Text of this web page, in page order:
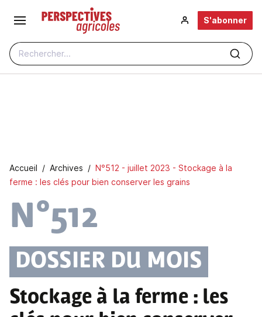
Aller au contenu principal
Rechercher...
S'abonner
Fil d'Ariane
Accueil Archives
N°512 - juillet 2023 - Stockage à la
ferme : les clés pour bien conserver les grains
N°512
DOSSIER DU MOIS
Stockage à la ferme : les